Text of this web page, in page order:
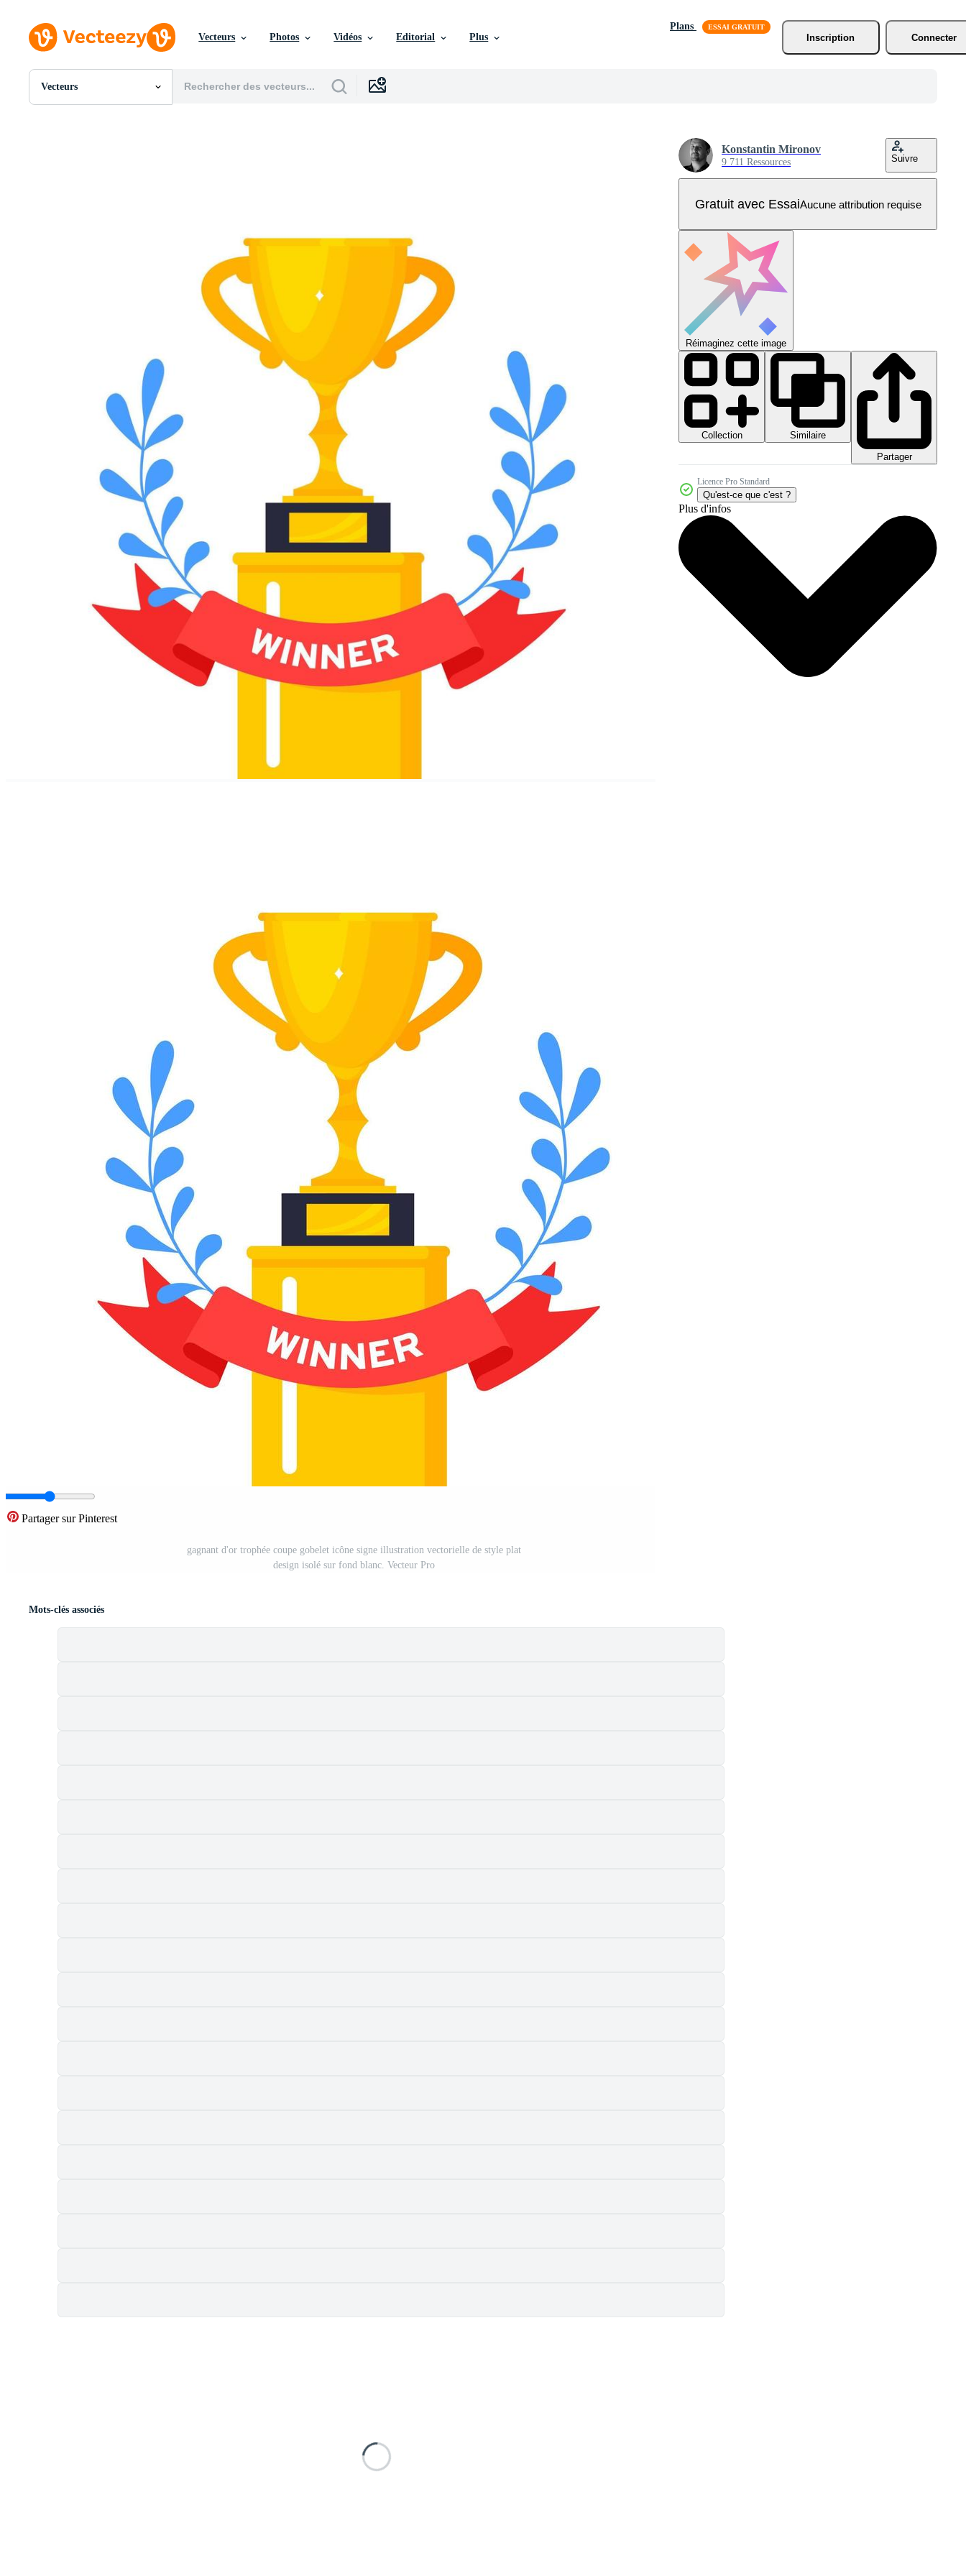
Vecteurs Photos Vidéos Editorial Plus
Plans
Inscription
Connecter
Vecteurs
Toutes Images
Partager sur Pinterest
gagnant d'or trophée coupe gobelet icône signe illustration vectorielle de style plat
design isolé sur fond blanc. Vecteur Pro
Konstantin Mironov
9 711 Ressources Suivre
Gratuit avec EssaiAucune attribution requise
Réimaginez cette image
Collection
Similaire
Partager
Licence Pro Standard
Qu'est-ce que c'est ?
Plus d'infos
Mots-clés associés